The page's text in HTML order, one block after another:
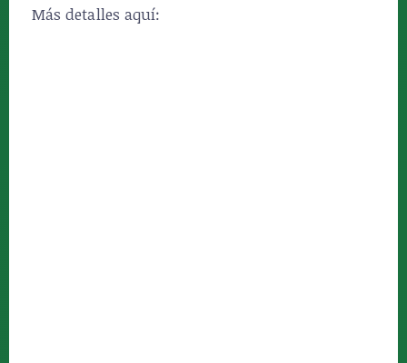
Más detalles aquí: